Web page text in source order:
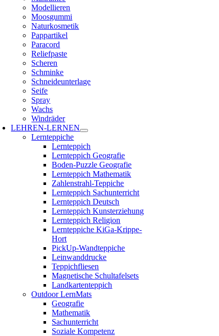
Modellieren
Moosgummi
Naturkosmetik
Pappartikel
Paracord
Reliefpaste
Scheren
Schminke
Schneideunterlage
Seife
Spray
Wachs
Windräder
LEHREN-LERNEN
Lernteppiche
Lernteppich
Lernteppich Geografie
Boden-Puzzle Geografie
Lernteppich Mathematik
Zahlenstrahl-Teppiche
Lernteppich Sachunterricht
Lernteppich Deutsch
Lernteppich Kunsterziehung
Lernteppich Religion
Lernteppiche KiGa-Krippe-
Hort
PickUp-Wandteppiche
Leinwanddrucke
Teppichfliesen
Magnetische Schultafelsets
Landkartenteppich
Outdoor LernMats
Geografie
Mathematik
Sachunterricht
Soziale Kompetenz